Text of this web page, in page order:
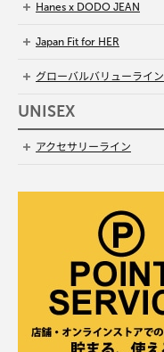
Hanes x DODO JEAN
Japan Fit for HER
グローバルバリューライン
UNISEX
アクセサリーライン